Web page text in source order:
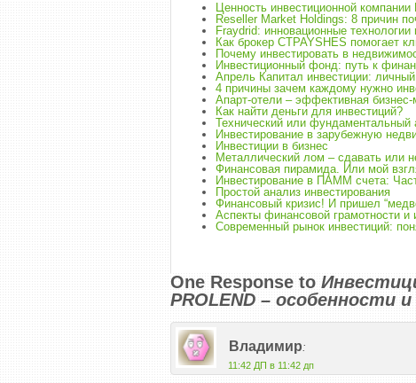
Ценность инвестиционной
Reseller Market Holdings: 8 причин
Fraydrid: инновационные
Как брокер CTPAYSHES помогает
Почему инвестировать в
Инвестиционный фонд: путь к
Апрель Капитал инвестиции: личный
4 причины зачем каждому нужно
Апарт-отели – эффективная
Как найти деньги для инвестиций?
Технический или
Инвестирование в зарубежную
Инвестиции в бизнес
Металлический лом – сдавать или
Финансовая пирамида. Или мой
Инвестирование в ПАММ счета:
Простой анализ инвестирования
Финансовый кризис! И пришел
Аспекты финансовой грамотности и
Современный рынок инвестиций:
One Response to
PROLEND – особенности
Владимир:
11:42 ДП в 11:42 дп